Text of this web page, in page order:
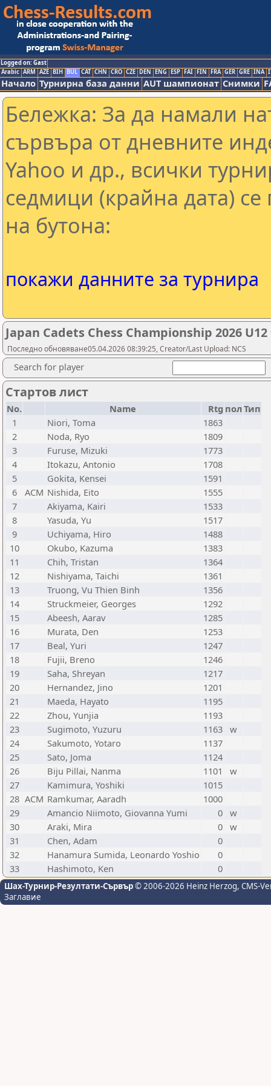
Logged on: Gast
Arabic ARM AZE BIH BUL CAT CHN CRO CZE DEN ENG ESP FAI FIN FRA GER GRE INA
Начало Турнирна база данни AUT шампионат Снимки
Бележка: За да намали
сървъра от дневните
Yahoo и др., всички
седмици (крайна дата) се
на бутона:
покажи данните за турнира
Japan Cadets Chess Championship 2026 U12
Последно обновяване05.04.2026 08:39:25, Creator/Last Upload: NCS
Search for player
Стартов лист
No. Name Rtg полТип
1
Niori, Toma
1863
2
Noda, Ryo
1809
3
Furuse, Mizuki
1773
4
Itokazu, Antonio
1708
5
Gokita, Kensei
1591
6
ACM Nishida, Eito
1555
7
Akiyama, Kairi
1533
8
Yasuda, Yu
1517
9
Uchiyama, Hiro
1488
10
Okubo, Kazuma
1383
11
Chih, Tristan
1364
12
Nishiyama, Taichi
1361
13
Truong, Vu Thien Binh
1356
14
Struckmeier, Georges
1292
15
Abeesh, Aarav
1285
16
Murata, Den
1253
17
Beal, Yuri
1247
18
Fujii, Breno
1246
19
Saha, Shreyan
1217
20
Hernandez, Jino
1201
21
Maeda, Hayato
1195
22
Zhou, Yunjia
1193
23
Sugimoto, Yuzuru 1163
w
24
Sakumoto, Yotaro
1137
25
Sato, Joma
1124
26
Biju Pillai, Nanma 1101
w
27
Kamimura, Yoshiki
1015
28 ACM Ramkumar, Aaradh
1000
29
Amancio Niimoto, Giovanna Yumi 0
w
30
Araki, Mira 0
w
31
Chen, Adam
0
32
Hanamura Sumida, Leonardo Yoshio
0
33
Hashimoto, Ken 0
Шах-Турнир-Резултати-Сървър© 2006-2026 Heinz Herzog, CMS-
Заглавие